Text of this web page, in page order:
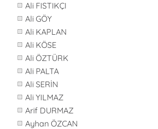
Ali FISTIKÇI
Ali GÖY
Ali KAPLAN
Ali KÖSE
Ali ÖZTÜRK
Ali PALTA
Ali SERİN
Ali YILMAZ
Arif DURMAZ
Ayhan ÖZCAN